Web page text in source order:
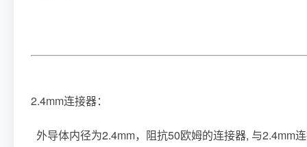
2.4mm连接器：
外导体内径为2.4mm，阻抗50欧姆的连接器, 与2.4mm